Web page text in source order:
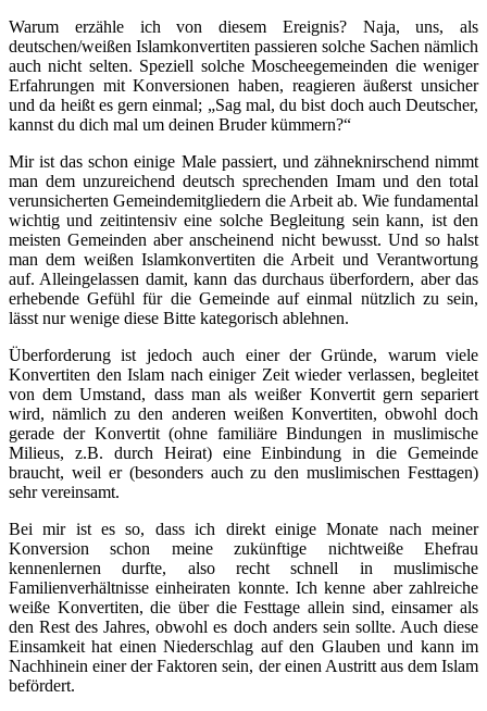
Warum erzähle ich von diesem Ereignis? Naja, uns, als
deutschen/weißen Islamkonvertiten passieren solche Sachen nämlich
auch nicht selten. Speziell solche Moscheegemeinden die weniger
Erfahrungen mit Konversionen haben, reagieren äußerst unsicher
und da heißt es gern einmal; „Sag mal, du bist doch auch Deutscher,
kannst du dich mal um deinen Bruder kümmern?“
Mir ist das schon einige Male passiert, und zähneknirschend nimmt
man dem unzureichend deutsch sprechenden Imam und den total
verunsicherten Gemeindemitgliedern die Arbeit ab. Wie fundamental
wichtig und zeitintensiv eine solche Begleitung sein kann, ist den
meisten Gemeinden aber anscheinend nicht bewusst. Und so halst
man dem weißen Islamkonvertiten die Arbeit und Verantwortung
auf. Alleingelassen damit, kann das durchaus überfordern, aber das
erhebende Gefühl für die Gemeinde auf einmal nützlich zu sein,
lässt nur wenige diese Bitte kategorisch ablehnen.
Überforderung ist jedoch auch einer der Gründe, warum viele
Konvertiten den Islam nach einiger Zeit wieder verlassen, begleitet
von dem Umstand, dass man als weißer Konvertit gern separiert
wird, nämlich zu den anderen weißen Konvertiten, obwohl doch
gerade der Konvertit (ohne familiäre Bindungen in muslimische
Milieus, z.B. durch Heirat) eine Einbindung in die Gemeinde
braucht, weil er (besonders auch zu den muslimischen Festtagen)
sehr vereinsamt.
Bei mir ist es so, dass ich direkt einige Monate nach meiner
Konversion schon meine zukünftige nichtweiße Ehefrau
kennenlernen durfte, also recht schnell in muslimische
Familienverhältnisse einheiraten konnte. Ich kenne aber zahlreiche
weiße Konvertiten, die über die Festtage allein sind, einsamer als
den Rest des Jahres, obwohl es doch anders sein sollte. Auch diese
Einsamkeit hat einen Niederschlag auf den Glauben und kann im
Nachhinein einer der Faktoren sein, der einen Austritt aus dem Islam
befördert.